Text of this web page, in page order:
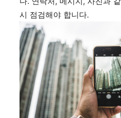
시 점검해야 합니다.